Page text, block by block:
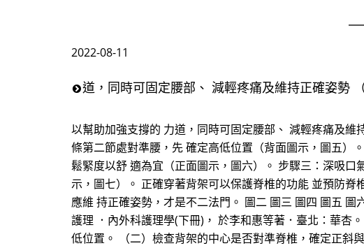
2022-08-11
道，同時可固定腰部、 減輕疼痛及維持正確姿勢
以幫助加強支撐的 力道，同時可固定腰部、 減輕疼痛及維
條第二節處對準腰，先 確定高低位置（背面圖示，圖五）
鬆緊度以舒 適為宜（正面圖示，圖六）。 步驟三：深吸
示，圖七）。 正確穿著背架可以保護脊椎的功能 並預防
應維 持正確姿勢，才是不二法門。 圖二 圖三 圖四 圖五
護理 ．內外科護理學(下冊)， 於李和惠等著．臺北：華杏
低位置。 （二）檢查背架的中心是否對準脊椎，確定正斜